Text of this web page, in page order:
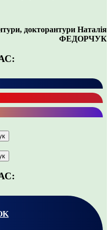
докторантури Наталія
ФЕДОРЧУК